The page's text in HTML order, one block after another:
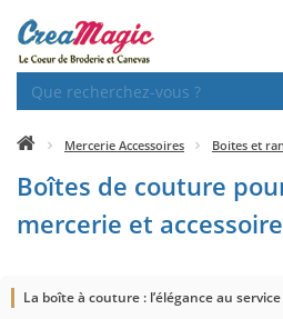
Mercerie Accessoires Boites et
Boîtes de couture
mercerie et
La boîte à couture : l’élégance au